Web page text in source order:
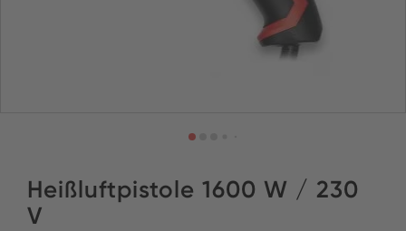
Heißluftpistole 1600 W / 230
V